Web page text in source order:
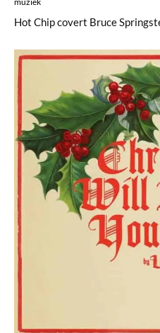
Hot Chip covert Bruce